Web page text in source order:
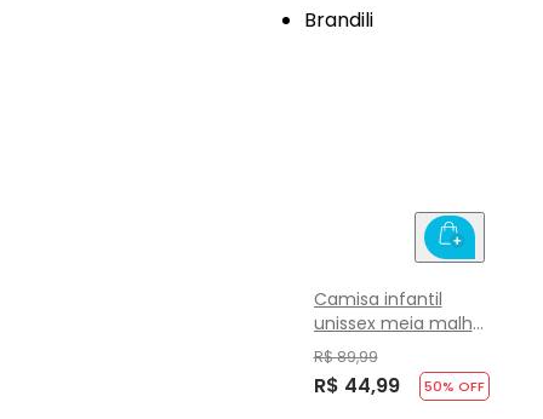
Camisa infantil
unissex meia malha
collab Essendi e
Brandili
R$ 89,99
R$ 44,99 50% OFF